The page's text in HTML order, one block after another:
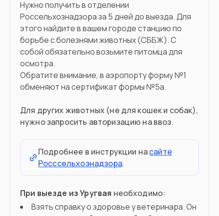
Нужно получить в отделении
Россельхознадзора за 5 дней до выезда. Для
этого найдите в вашем городе станцию по
борьбе с болезнями животных (СББЖ). С
собой обязательно возьмите питомца для
осмотра.
Обратите внимание, в аэропорту форму №1
обменяют на сертификат формы №5а.
Для других животных (не для кошек и собак),
нужно запросить авторизацию на ввоз.
Подробнее в инструкции насайте
Росссельхознадзора.
При выезде из Уругвая необходимо:
Взять справку о здоровье у ветеринара. Он